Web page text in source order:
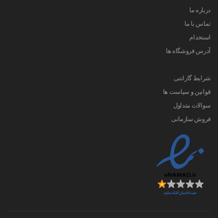
درباره ما
تماس با ما
استخدام
آدرس فروشگاه ها
شرایط گارانتی
قوانین و سیاست ها
سوالات متداول
فروش سازمانی